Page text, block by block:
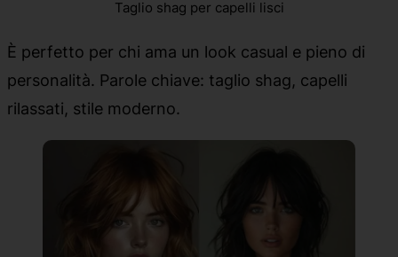
Taglio shag per capelli lisci
È perfetto per chi ama un look casual e pieno di
personalità. Parole chiave: taglio shag, capelli
rilassati, stile moderno.